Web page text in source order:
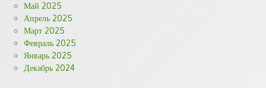
Май 2025
Апрель 2025
Март 2025
Февраль 2025
Январь 2025
Декабрь 2024